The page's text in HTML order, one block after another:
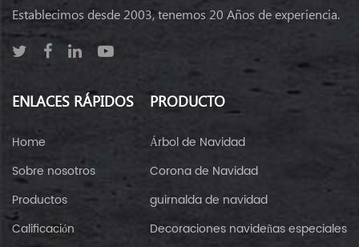
Establecimos desde 2003, tenemos 20 Años de experiencia.
ENLACES RÁPIDOS
Home
Sobre nosotros
Productos
Calificación
PRODUCTO
Árbol de Navidad
Corona de Navidad
guirnalda de navidad
Decoraciones navideñas especiales